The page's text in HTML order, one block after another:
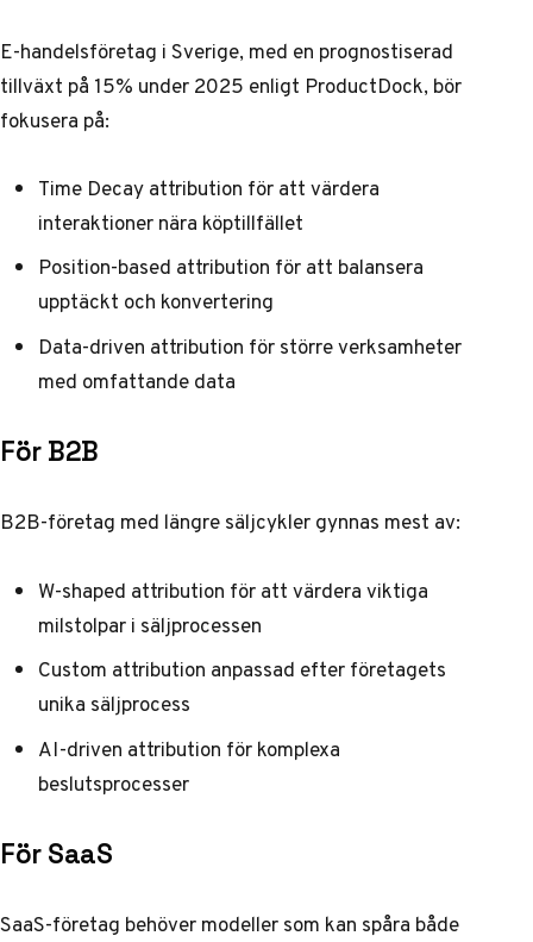
E-handelsföretag i Sverige, med en prognostiserad
tillväxt på 15% under 2025 enligt ProductDock, bör
fokusera på:
Time Decay attribution för att värdera
interaktioner nära köptillfället
Position-based attribution för att balansera
upptäckt och konvertering
Data-driven attribution för större verksamheter
med omfattande data
För B2B
B2B-företag med längre säljcykler gynnas mest av:
W-shaped attribution för att värdera viktiga
milstolpar i säljprocessen
Custom attribution anpassad efter företagets
unika säljprocess
AI-driven attribution för komplexa
beslutsprocesser
För SaaS
SaaS-företag behöver modeller som kan spåra både